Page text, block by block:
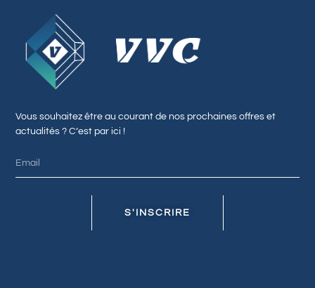
Vous souhaitez être au courant de nos prochaines offres et
actualités ? C’est par ici !
S'INSCRIRE